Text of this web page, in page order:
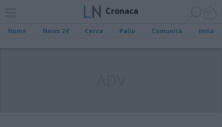
Cronaca
Home News 24 Cerca Palio Comunità Invia